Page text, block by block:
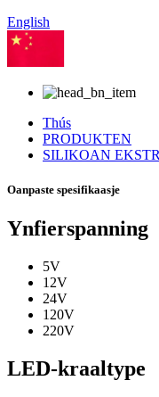
English
Thús
PRODUKTEN
SILIKOAN
Oanpaste spesifikaasje
Ynfierspanning
5V
12V
24V
120V
220V
LED-kraaltype